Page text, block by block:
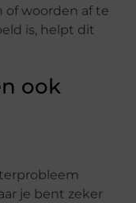
of woorden af te
is, helpt dit
ook
je bent zeker